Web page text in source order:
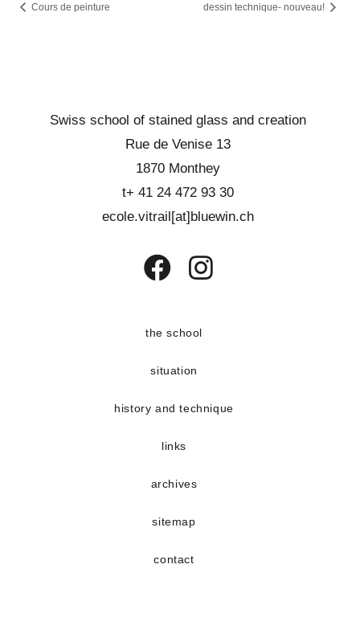
Cours de peinture dessin technique- nouveau!
Swiss school of stained glass and creation
Rue de Venise 13
1870 Monthey
t+ 41 24 472 93 30
ecole.vitrail[at]bluewin.ch
a
tab
a
the school
situation
history and technique
links
archives
sitemap
contact